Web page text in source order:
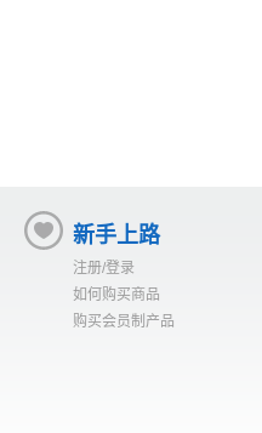
新手上路
注册/登录
如何购买商品
购买会员制产品